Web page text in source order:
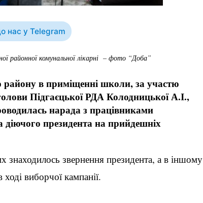
нас у Telegram
районної комунальної лікарні – фото “Доба”
району в приміщенні школи, за участю
Підгаєцької РДА Колодницької А.І.,
нарада з працівниками
діючого президента на прийдешніх
звернення президента, а в іншому
виборчої кампанії.